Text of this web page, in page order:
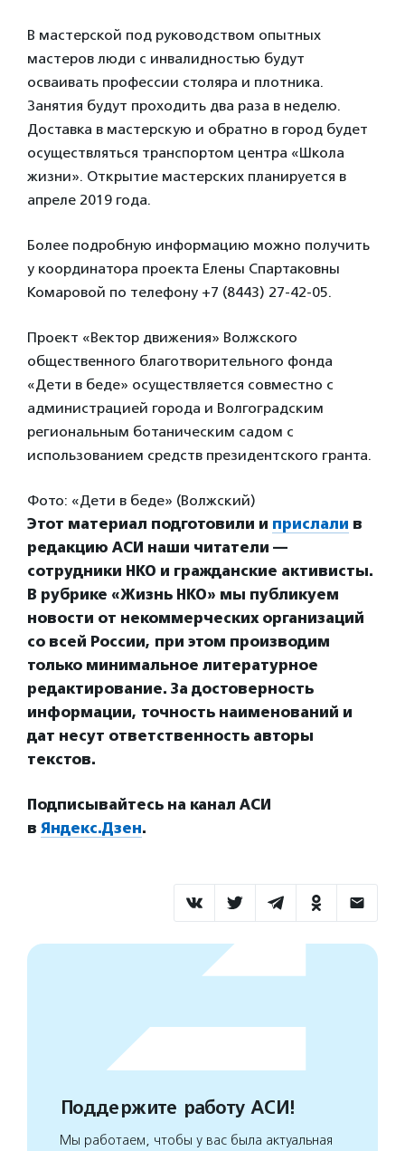
В мастерской под руководством опытных
мастеров люди с инвалидностью будут
осваивать профессии столяра и плотника.
Занятия будут проходить два раза в неделю.
Доставка в мастерскую и обратно в город будет
осуществляться транспортом центра «Школа
жизни». Открытие мастерских планируется в
апреле 2019 года.
Более подробную информацию можно получить
у координатора проекта Елены Спартаковны
Комаровой по телефону +7 (8443) 27-42-05.
Проект «Вектор движения» Волжского
общественного благотворительного фонда
«Дети в беде» осуществляется совместно с
администрацией города и Волгоградским
региональным ботаническим садом с
использованием средств президентского гранта.
Фото: «Дети в беде» (Волжский)
Этот материал подготовили и прислали в
редакцию АСИ наши читатели —
сотрудники НКО и гражданские активисты.
В рубрике «Жизнь НКО» мы публикуем
новости от некоммерческих организаций
со всей России, при этом производим
только минимальное литературное
редактирование. За достоверность
информации, точность наименований и
дат несут ответственность авторы
текстов.
Подписывайтесь на канал АСИ
в Яндекс.Дзен.
Поддержите работу АСИ!
Мы работаем, чтобы у вас была актуальная